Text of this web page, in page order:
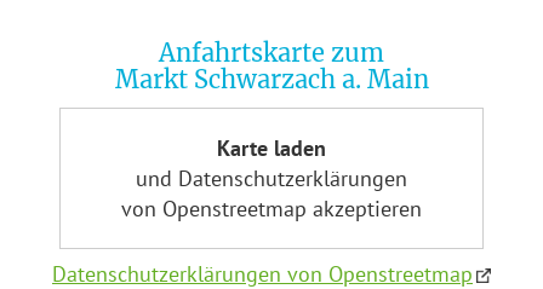
Anfahrtskarte zum
Markt Schwarzach a. Main
Karte laden
und Datenschutzerklärungen
von Openstreetmap akzeptieren
Datenschutzerklärungen von Openstreetmap